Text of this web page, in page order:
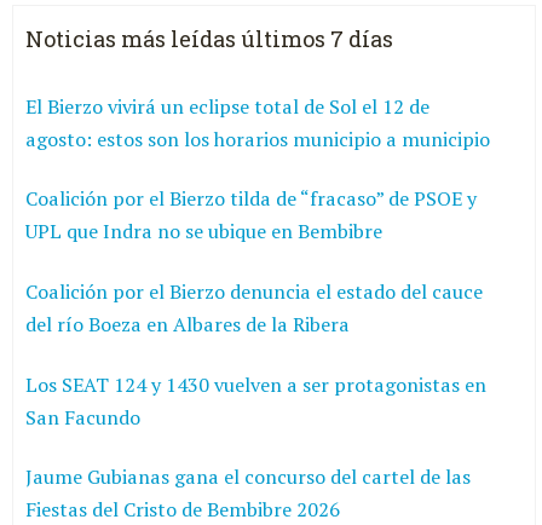
Noticias más leídas últimos 7 días
El Bierzo vivirá un eclipse total de Sol el 12 de
agosto: estos son los horarios municipio a municipio
Coalición por el Bierzo tilda de “fracaso” de PSOE y
UPL que Indra no se ubique en Bembibre
Coalición por el Bierzo denuncia el estado del cauce
del río Boeza en Albares de la Ribera
Los SEAT 124 y 1430 vuelven a ser protagonistas en
San Facundo
Jaume Gubianas gana el concurso del cartel de las
Fiestas del Cristo de Bembibre 2026